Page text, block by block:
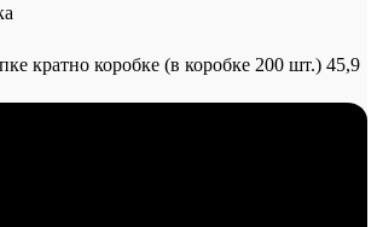
кратно коробке (в коробке 200 шт.) 45,9